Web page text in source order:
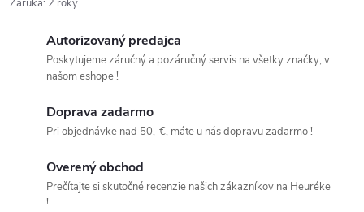
Záruka: 2 roky
Autorizovaný predajca
Poskytujeme záručný a pozáručný servis na všetky značky, v
našom eshope !
Doprava zadarmo
Pri objednávke nad 50,-€, máte u nás dopravu zadarmo !
Overený obchod
Prečítajte si skutočné recenzie našich zákazníkov na Heuréke
!